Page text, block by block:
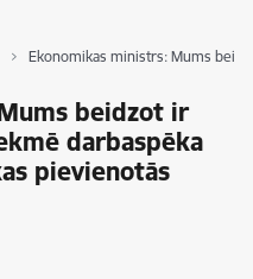
Ekonomikas ministrs: Mums
beidzot ir
darbaspēka
pievienotās